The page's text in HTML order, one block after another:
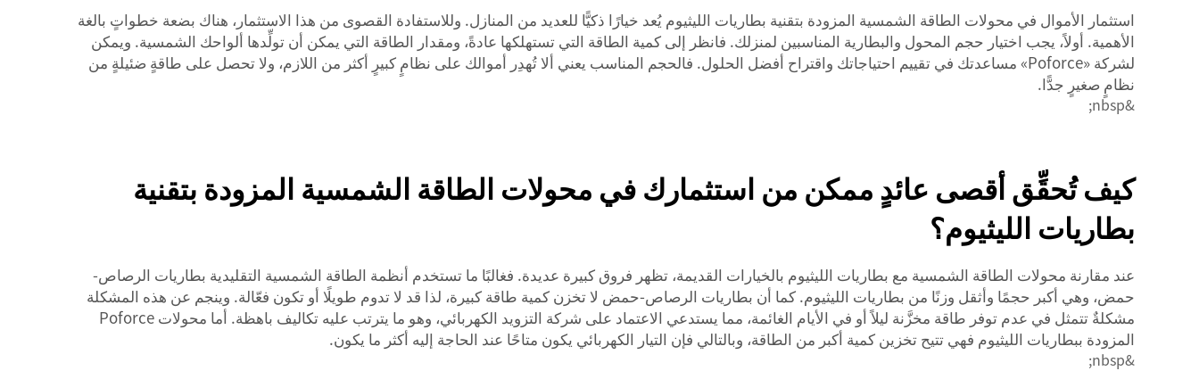
استثمار الأموال في محولات الطاقة الشمسية المزودة بتقنية بطاريات الليثيوم يُعد خيارًا ذكيًّا للعديد من المنازل. وللاستفادة القصوى من هذا الاستثمار، هناك بضعة خطواتٍ بالغة
الأهمية. أولاً، يجب اختيار حجم المحول والبطارية المناسبين لمنزلك. فانظر إلى كمية الطاقة التي تستهلكها عادةً، ومقدار الطاقة التي يمكن أن تولِّدها ألواحك الشمسية. ويمكن
لشركة «Poforce» مساعدتك في تقييم احتياجاتك واقتراح أفضل الحلول. فالحجم المناسب يعني ألا تُهدِر أموالك على نظامٍ كبيرٍ أكثر من اللازم، ولا تحصل على طاقةٍ ضئيلةٍ من
نظامٍ صغيرٍ جدًّا.
&nbsp;
كيف تُحقِّق أقصى عائدٍ ممكن من استثمارك في محولات الطاقة الشمسية المزودة بتقنية
بطاريات الليثيوم؟
عند مقارنة محولات الطاقة الشمسية مع بطاريات الليثيوم بالخيارات القديمة، تظهر فروق كبيرة عديدة. فغالبًا ما تستخدم أنظمة الطاقة الشمسية التقليدية بطاريات الرصاص-
حمض، وهي أكبر حجمًا وأثقل وزنًا من بطاريات الليثيوم. كما أن بطاريات الرصاص-حمض لا تخزن كمية طاقة كبيرة، لذا قد لا تدوم طويلًا أو تكون فعّالة. وينجم عن هذه المشكلة
مشكلةٌ تتمثل في عدم توفر طاقة مخزَّنة ليلاً أو في الأيام الغائمة، مما يستدعي الاعتماد على شركة التزويد الكهربائي، وهو ما يترتب عليه تكاليف باهظة. أما محولات Poforce
المزودة ببطاريات الليثيوم فهي تتيح تخزين كمية أكبر من الطاقة، وبالتالي فإن التيار الكهربائي يكون متاحًا عند الحاجة إليه أكثر ما يكون.
&nbsp;